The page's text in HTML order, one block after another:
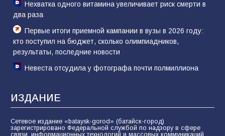
Нехватка одного витамина увеличивает риск смерти в
два раза
Первые итоги приемной кампании в вузы в 2026 году:
кто поступил на бюджет, сколько олимпиадников,
результаты, последние новости
Невеста отсудила у фотографа почти полмиллиона
ИЗДАНИЕ
Сетевое издание «bataysk-gorod» (батайск-город)
зарегистрировано Федеральной службой по надзору в сфере
связи, информационных технологий и массовых коммуникаций